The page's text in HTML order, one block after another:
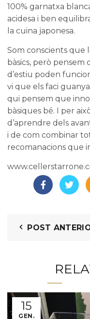
100% garnatxa
acidesa i ben
la cuina japonesa.
Som conscients que
bàsics, però pensem
d’estiu poden
vi que els faci
qui pensem que
bàsiques bé. I per
d’aprendre dels
i de com combinar
recomanacions que
POST
15
GEN.